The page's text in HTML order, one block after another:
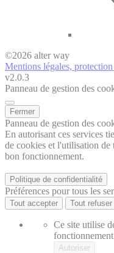
©2026 alter way
Mentions légales,
v2.0.3
Panneau de gestion des
Fermer
Panneau de gestion des
En autorisant ces services
de cookies et l'utilisation de
bon fonctionnement.
Politique de confidentialité
Préférences pour tous les
Tout accepter Tout refuser
Ce site utilise
Autoriser